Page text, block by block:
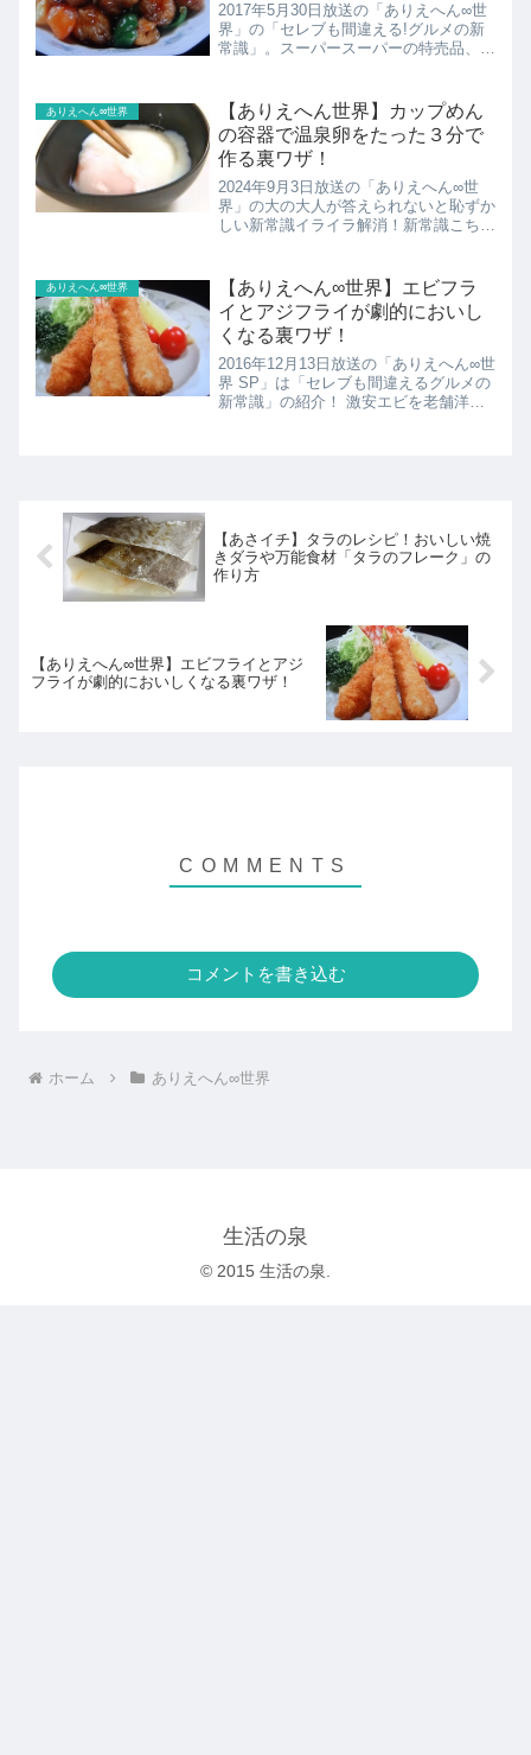
2017年5月30日放送の「ありえへん∞世
界」の「セレブも間違える!グルメの新
常識」。スーパースーパーの特売品、
豚肉で作った激ウマ酢豚のような味にす
る裏ワザを紹介...
ありえへん∞世界
【ありえへん世界】カップめん
の容器で温泉卵をたった３分で
作る裏ワザ！
2024年9月3日放送の「ありえへん∞世
界」の大の大人が答えられないと恥ずか
しい新常識イライラ解消！新常識こちら
ありえへん∞世界
【ありえへん∞世界】エビフラ
イとアジフライが劇的においし
くなる裏ワザ！
2016年12月13日放送の「ありえへん∞世
界 SP」は「セレブも間違えるグルメの
新常識」の紹介！ 激安エビを老舗洋食
【あさイチ】タラのレシピ！おいしい焼
きダラや万能食材「タラのフレーク」の
作り方
【ありえへん∞世界】エビフライとアジ
フライが劇的においしくなる裏ワザ！
コメントを書き込む
ホーム ありえへん∞世界
生活の泉
© 2015 生活の泉.